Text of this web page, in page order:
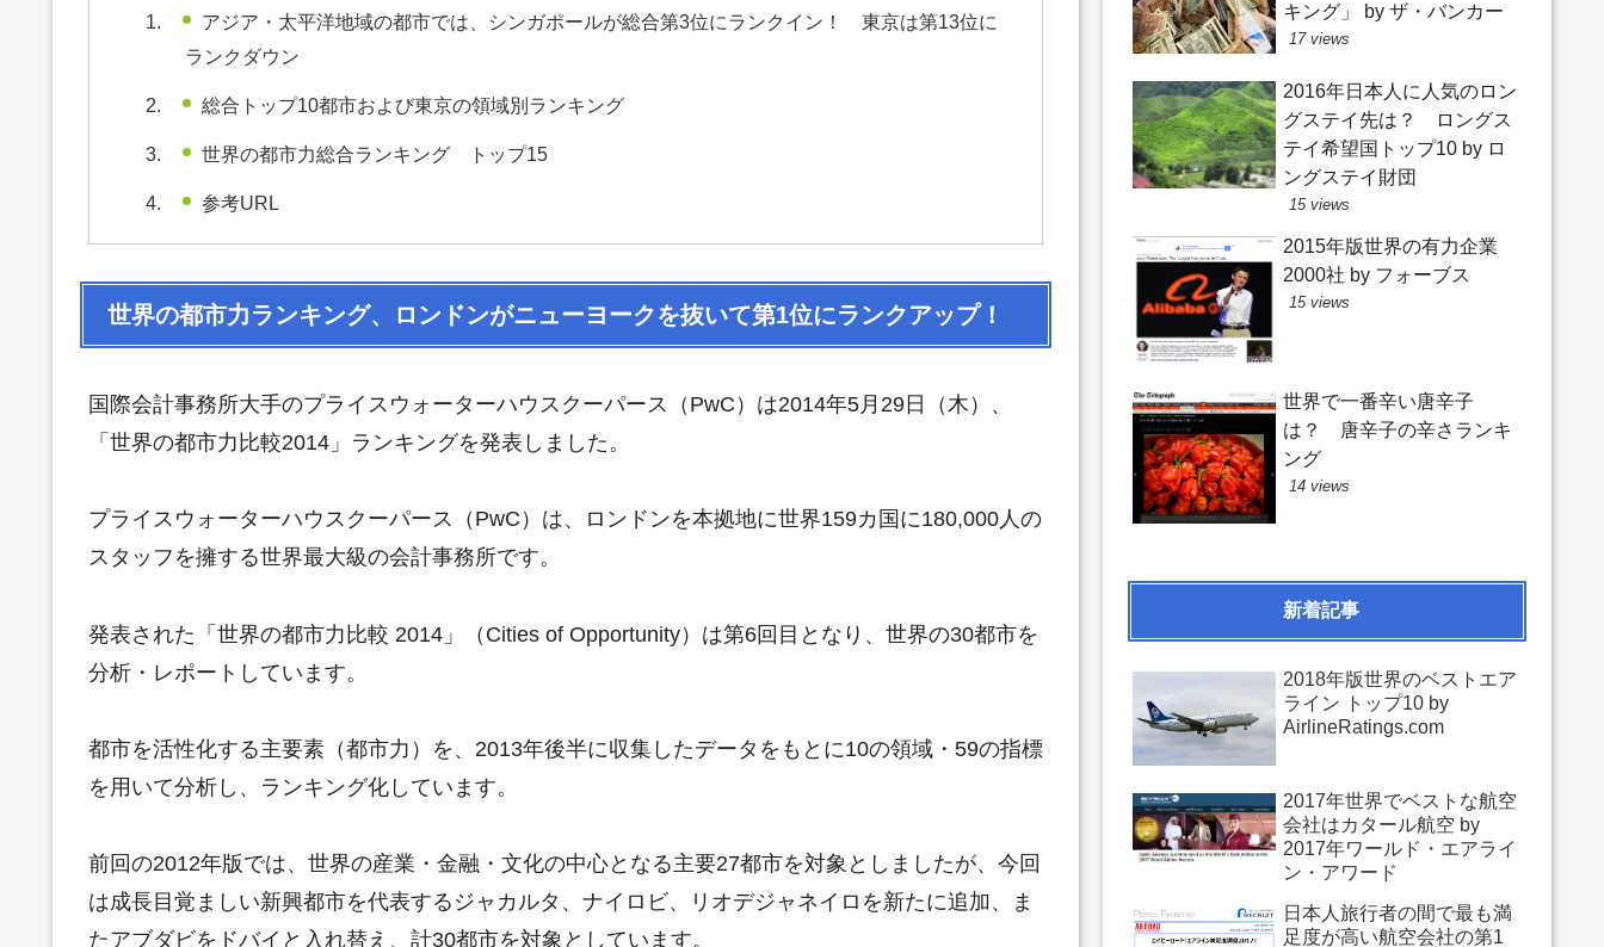
アジア・太平洋地域の都市では、シンガポールが総合第3位にランクイン！ 東京は第13位に
ランクダウン
総合トップ10都市および東京の領域別ランキング
世界の都市力総合ランキング トップ15
参考URL
世界の都市力ランキング、ロンドンがニューヨークを抜いて第1位にランクアップ！
国際会計事務所大手のプライスウォーターハウスクーパース（PwC）は2014年5月29日（木）、
「世界の都市力比較2014」ランキングを発表しました。
プライスウォーターハウスクーパース（PwC）は、ロンドンを本拠地に世界159カ国に180,000人の
スタッフを擁する世界最大級の会計事務所です。
発表された「世界の都市力比較 2014」（Cities of Opportunity）は第6回目となり、世界の30都市を
分析・レポートしています。
都市を活性化する主要素（都市力）を、2013年後半に収集したデータをもとに10の領域・59の指標
を用いて分析し、ランキング化しています。
前回の2012年版では、世界の産業・金融・文化の中心となる主要27都市を対象としましたが、今回
は成長目覚ましい新興都市を代表するジャカルタ、ナイロビ、リオデジャネイロを新たに追加、ま
たアブダビをドバイと入れ替え、計30都市を対象としています。
キング」 by ザ・バンカー
17 views
2016年日本人に人気のロン
グステイ先は？ ロングス
テイ希望国トップ10 by ロ
ングステイ財団
15 views
2015年版世界の有力企業
2000社 by フォーブス
15 views
世界で一番辛い唐辛子
は？ 唐辛子の辛さランキ
ング
14 views
新着記事
2018年版世界のベストエア
ライン トップ10 by
AirlineRatings.com
2017年世界でベストな航空
会社はカタール航空 by
2017年ワールド・エアライ
ン・アワード
日本人旅行者の間で最も満
足度が高い航空会社の第1